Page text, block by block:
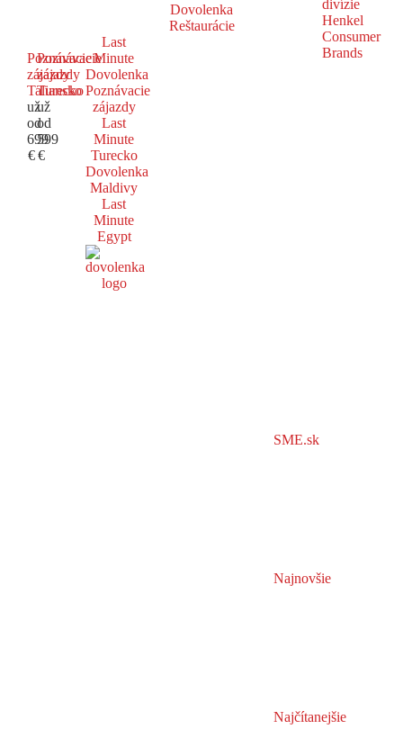
Dovolenka
Reštaurácie
Poznávacie
zájazdy
Taliansko
už
od
699
€
Poznávacie
zájazdy
Turecko
už
od
599
€
Last
Minute
Dovolenka
Poznávacie
zájazdy
Last
Minute
Turecko
Dovolenka
Maldivy
Last
Minute
Egypt
SME.sk
Najnovšie
Najčítanejšie